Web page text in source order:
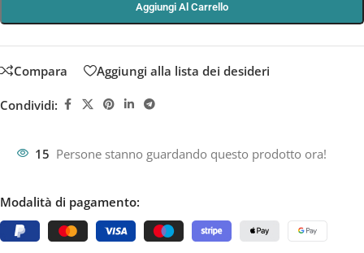
Aggiungi Al Carrello
Compara Aggiungi alla lista dei desideri
Condividi:
15 Persone stanno guardando questo prodotto ora!
Modalità di pagamento: